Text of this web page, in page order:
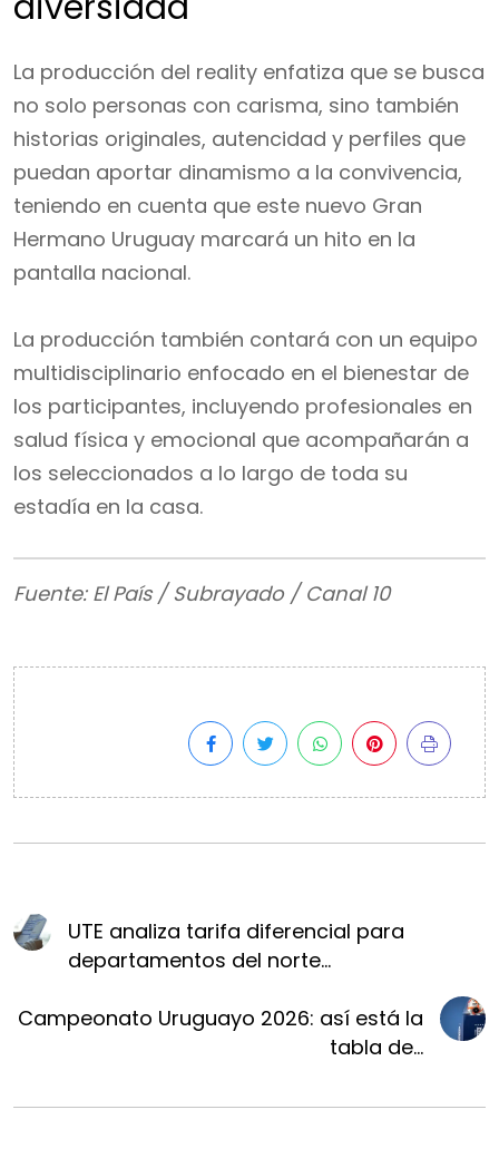
La producción del reality enfatiza que se busca
no solo personas con carisma, sino también
historias originales, autencidad y perfiles que
puedan aportar dinamismo a la convivencia,
teniendo en cuenta que este nuevo Gran
Hermano Uruguay marcará un hito en la
pantalla nacional.
La producción también contará con un equipo
multidisciplinario enfocado en el bienestar de
los participantes, incluyendo profesionales en
salud física y emocional que acompañarán a
los seleccionados a lo largo de toda su
estadía en la casa.
Fuente: El País / Subrayado / Canal 10
UTE analiza tarifa diferencial para
departamentos del norte...
Campeonato Uruguayo 2026: así está la
tabla de...